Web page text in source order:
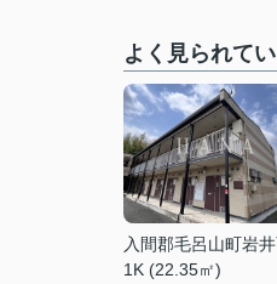
よく見られて
入間郡毛呂山町岩
1K (22.35㎡)